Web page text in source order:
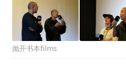
抛开书本films